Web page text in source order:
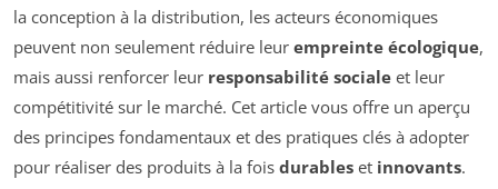
la conception à la distribution, les acteurs économiques
peuvent non seulement réduire leur empreinte écologique,
mais aussi renforcer leur responsabilité sociale et leur
compétitivité sur le marché. Cet article vous offre un aperçu
des principes fondamentaux et des pratiques clés à adopter
pour réaliser des produits à la fois durables et innovants.